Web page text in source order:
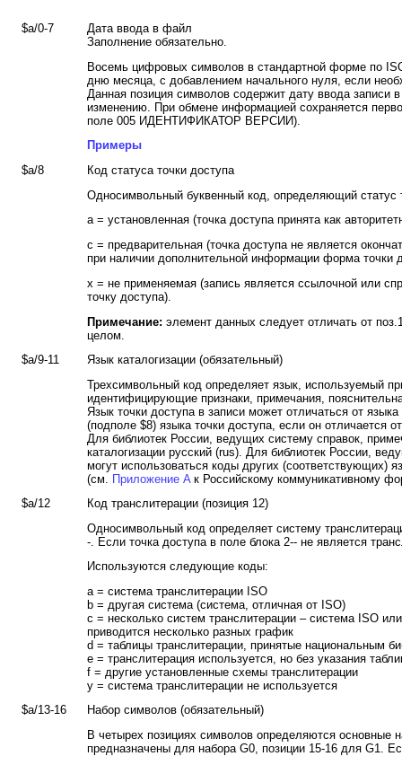
$a/0-7
Дата ввода в файл
Заполнение обязательно.
Восемь цифровых символов в стандартной форме по
дню месяца, с добавлением начального нуля, если
Данная позиция символов содержит дату ввода записи
изменению. При обмене информацией сохраняется
поле 005 ИДЕНТИФИКАТОР ВЕРСИИ).
Примеры
$a/8
Код статуса точки доступа
Односимвольный буквенный код, определяющий статус
a = установленная (точка доступа принята как
c = предварительная (точка доступа не является
при наличии дополнительной информации форма точки
x = не применяемая (запись является ссылочной или
точку доступа).
Примечание: элемент данных следует отличать от
целом.
$a/9-11
Язык каталогизации (обязательный)
Трехсимвольный код определяет язык, используемый
идентифицирующие признаки, примечания,
Язык точки доступа в записи может отличаться от
(подполе $8) языка точки доступа, если он отличается
Для библиотек России, ведущих систему справок,
каталогизации русский (rus). Для библиотек России,
могут использоваться коды других (соответствующих)
(см. Приложение A к Российскому коммуникативному
$a/12
Код транслитерации (позиция 12)
Односимвольный код определяет систему
-. Если точка доступа в поле блока 2-- не является
Используются следующие коды:
a = система транслитерации ISO
b = другая система (система, отличная от ISO)
c = несколько систем транслитерации – система ISO
приводится несколько разных график
d = таблицы транслитерации, принятые национальным
e = транслитерация используется, но без указания
f = другие установленные схемы транслитерации
y = система транслитерации не используется
$a/13-16
Набор символов (обязательный)
В четырех позициях символов определяются основные
предназначены для набора G0, позиции 15-16 для G1.